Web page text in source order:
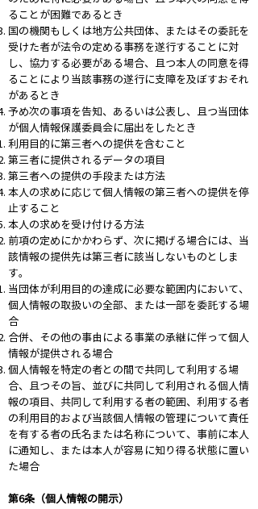
ることが困難であるとき
国の機関もしくは地方公共団体、またはその委託を
受けた者が法令の定める事務を遂行することに対
し、協力する必要がある場合、且つ本人の同意を得
ることにより当該事務の遂行に支障を及ぼすおそれ
があるとき
予め次の事項を告知、あるいは公表し、且つ当団体
が個人情報保護委員会に届出をしたとき
利用目的に第三者への提供を含むこと
第三者に提供されるデータの項目
第三者への提供の手段または方法
本人の求めに応じて個人情報の第三者への提供を停
止すること
本人の求めを受け付ける方法
前項の定めにかかわらず、次に掲げる場合には、当
該情報の提供先は第三者に該当しないものとしま
す。
当団体が利用目的の達成に必要な範囲内において、
個人情報の取扱いの全部、または一部を委託する場
合
合併、その他の事由による事業の承継に伴って個人
情報が提供される場合
個人情報を特定の者との間で共同して利用する場
合、且つその旨、並びに共同して利用される個人情
報の項目、共同して利用する者の範囲、利用する者
の利用目的および当該個人情報の管理について責任
を有する者の氏名または名称について、事前に本人
に通知し、または本人が容易に知り得る状態に置い
た場合
第6条（個人情報の開示）